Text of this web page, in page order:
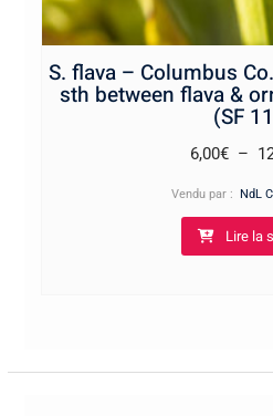
S. flava – Columbus
sth between flava &
(SF
6,00€ –
Vendu par : NdL
Lire la